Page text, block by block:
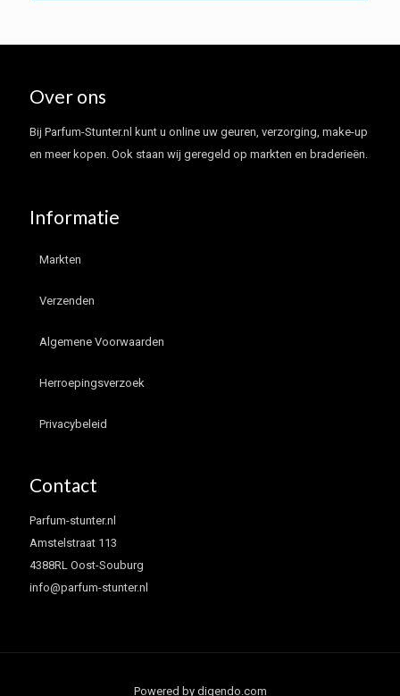
Over ons
Bij Parfum-Stunter.nl kunt u online uw geuren, verzorging, make-up
en meer kopen. Ook staan wij geregeld op markten en braderieën.
Informatie
Markten
Verzenden
Algemene Voorwaarden
Herroepingsverzoek
Privacybeleid
Contact
Parfum-stunter.nl
Amstelstraat 113
4388RL Oost-Souburg
info@parfum-stunter.nl
Powered by digendo.com